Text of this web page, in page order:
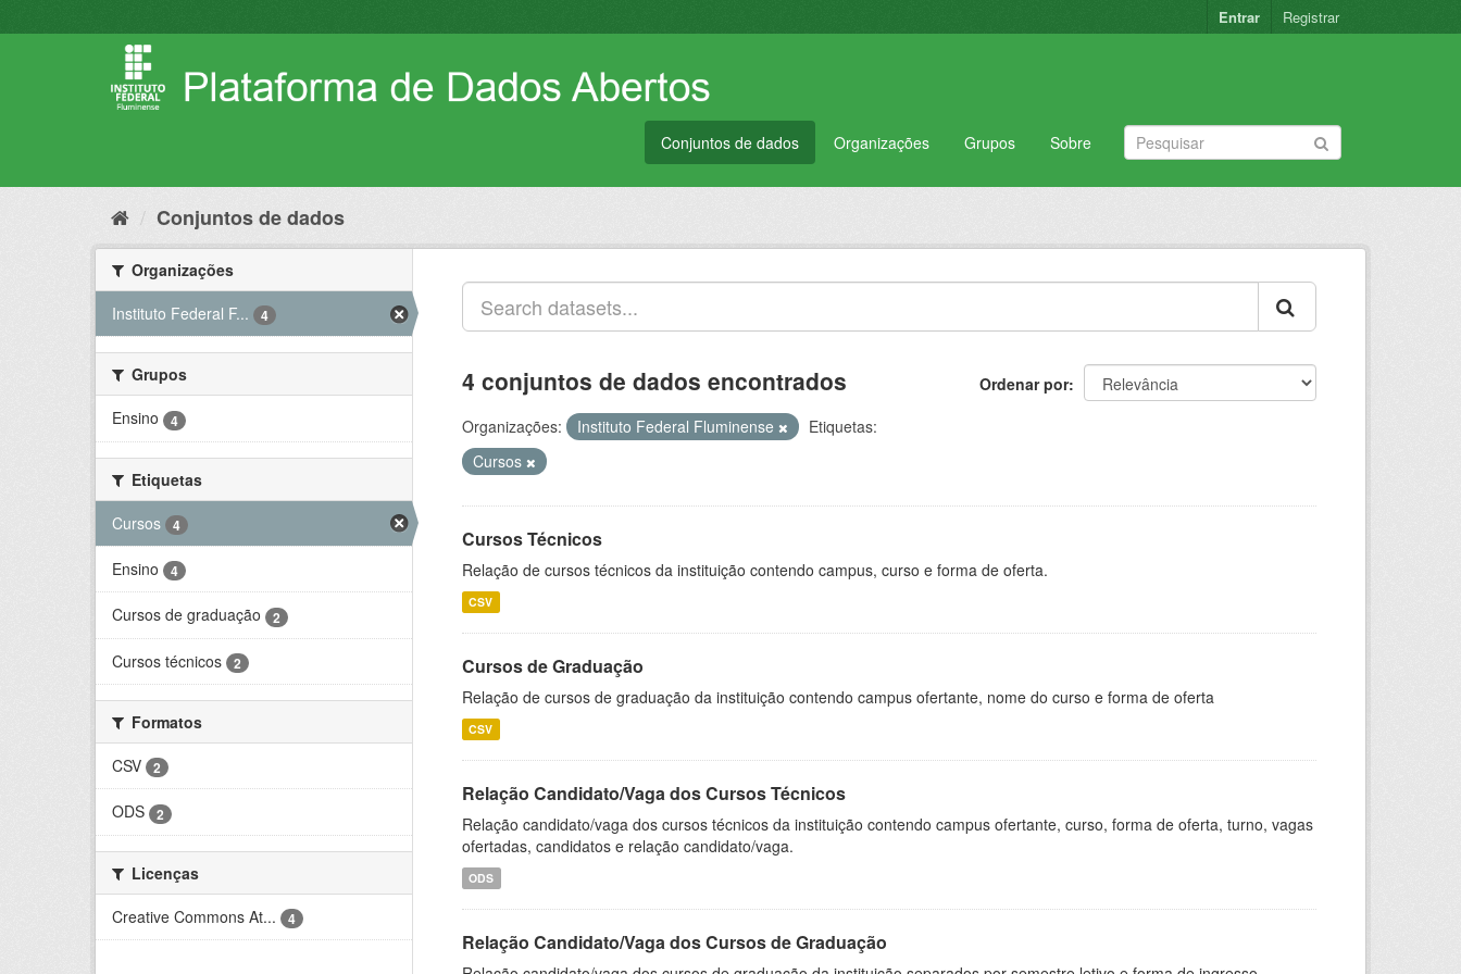
para
Entrar Registrar
Conjuntos de dados Organizações Grupos Sobre
Conjuntos de dados
Organizações
Instituto Federal F...
4
Grupos
Ensino
4
Etiquetas
Cursos
4
Ensino 4
Cursos de graduação 2
Cursos técnicos 2
Formatos
CSV
2
ODS 2
Licenças
Creative Commons At...
4
Ordenar por
4 conjuntos de dados encontrados
Organizações: Instituto Federal Fluminense
Etiquetas:
Cursos
Cursos Técnicos
Relação de cursos técnicos da instituição contendo campus, curso e forma de oferta.
CSV
Cursos de Graduação
Relação de cursos de graduação da instituição contendo campus ofertante, nome do curso e forma de oferta
CSV
Relação Candidato/Vaga dos Cursos Técnicos
Relação candidato/vaga dos cursos técnicos da instituição contendo campus ofertante, curso, forma de oferta, turno, vagas
ofertadas, candidatos e relação candidato/vaga.
ODS
Relação Candidato/Vaga dos Cursos de Graduação